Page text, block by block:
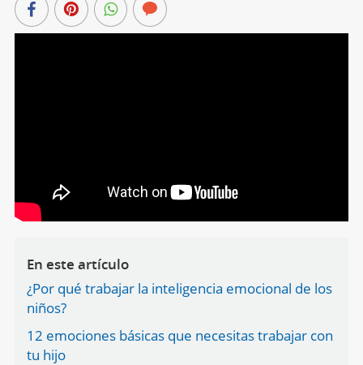
En este artículo
¿Por qué trabajar la inteligencia emocional de los
niños?
12 emociones básicas que necesitas trabajar con
tu hijo